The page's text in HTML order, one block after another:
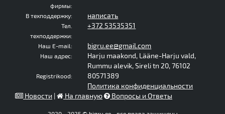
фирмы:
В техподдержку: написать
Тел.
техподдержки:
+372 53535351
Наш E-mail: bigru.ee@gmail.com
Наш адрес:
Harju maakond, Lääne-Harju vald,
Rummu alevik, Sireli tn 20, 76102
Registrikood:
80571389
Политика конфиденциальности
Новости | На главную Вопросы и Ответы